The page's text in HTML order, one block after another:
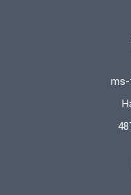
ms-